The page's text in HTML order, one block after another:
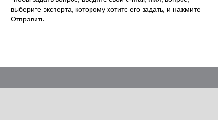
выберите эксперта, которому хотите его задать, и нажмите
Отправить.